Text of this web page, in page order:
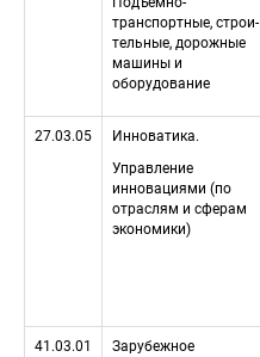
транспортные, строи-
тельные, дорожные
машины и
оборудование
27.03.05
Инноватика.
Управление
инновациями (по
отраслям и сферам
экономики)
41.03.01
Зарубежное